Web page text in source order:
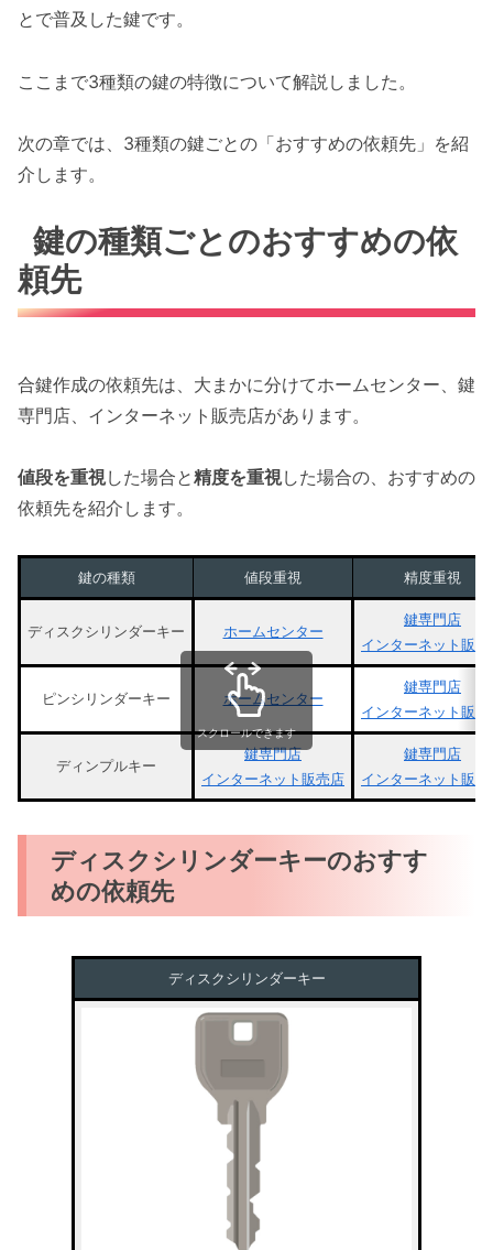
とで普及した鍵です。
ここまで3種類の鍵の特徴について解説しました。
次の章では、3種類の鍵ごとの「おすすめの依頼先」を紹
介します。
鍵の種類ごとのおすすめの依
頼先
合鍵作成の依頼先は、大まかに分けてホームセンター、鍵
専門店、インターネット販売店があります。
値段を重視した場合と精度を重視した場合の、おすすめの
依頼先を紹介します。
鍵の種類 値段重視 精度重視
ディスクシリンダーキー ホームセンター
鍵専門店
インターネット販売
ピンシリンダーキー ホームセンター
鍵専門店
インターネット販売
ディンプルキー
鍵専門店
インターネット販売店
鍵専門店
インターネット販売
スクロールできます
ディスクシリンダーキーのおすす
めの依頼先
ディスクシリンダーキー